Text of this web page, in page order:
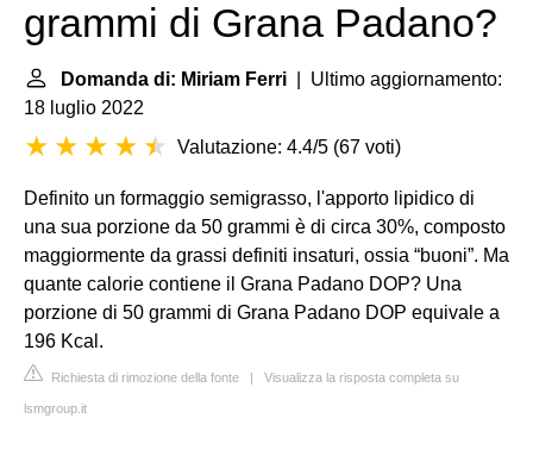
grammi di Grana Padano?
Domanda di: Miriam Ferri | Ultimo aggiornamento:
18 luglio 2022
Valutazione: 4.4/5 (67 voti)
Definito un formaggio semigrasso, l'apporto lipidico di
una sua porzione da 50 grammi è di circa 30%, composto
maggiormente da grassi definiti insaturi, ossia “buoni”. Ma
quante calorie contiene il Grana Padano DOP? Una
porzione di 50 grammi di Grana Padano DOP equivale a
196 Kcal.
Richiesta di rimozione della fonte | Visualizza la risposta completa su
lsmgroup.it